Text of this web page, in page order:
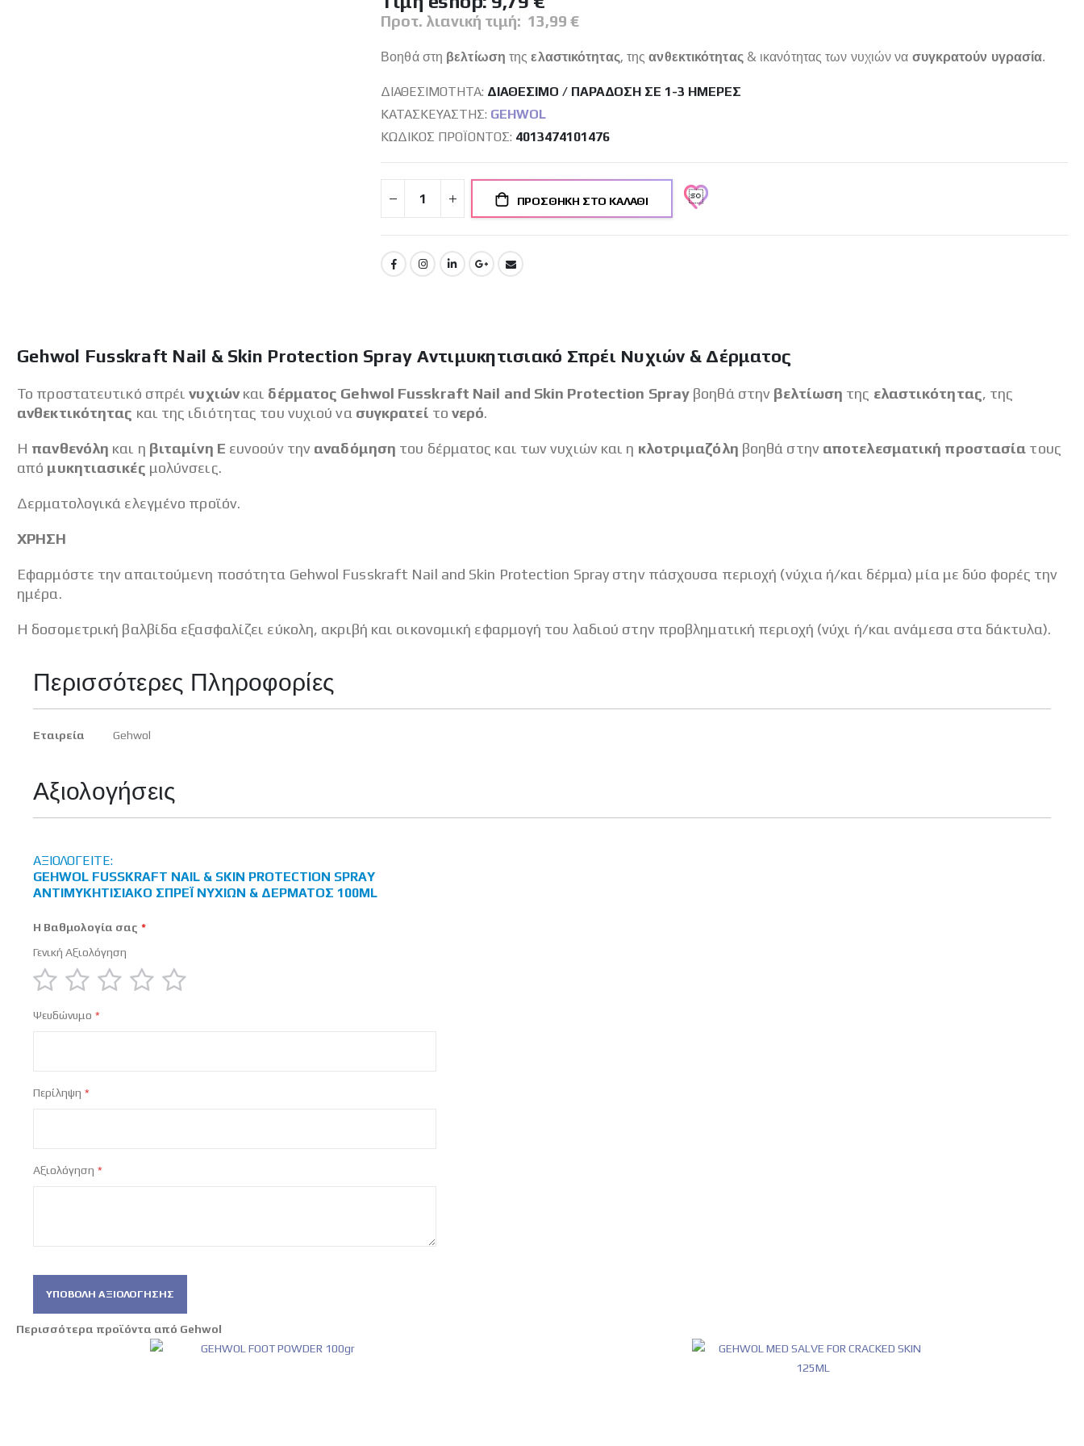
Προτ. λιανική τιμή: 13,99 €
Βοηθά στη βελτίωσητηςελαστικότητας, τηςανθεκτικότητας & ικανότητας των νυχιών να συγκρατούν υγρασία.
ΔΙΑΘΕΣΙΜΌΤΗΤΑ: ΔΙΑΘΈΣΙΜΟ / ΠΑΡΆΔΟΣΗ ΣΕ 1-3 ΗΜΈΡΕΣ
ΚΑΤΑΣΚΕΥΑΣΤΉΣ: GEHWOL
ΚΩΔΙΚΌΣ ΠΡΟΪΌΝΤΟΣ 4013474101476
ΠΡΟΣΘΉΚΗ ΣΤΟ ΚΑΛΆΘΙ
Gehwol Fusskraft Nail & Skin Protection Spray Αντιμυκητισιακό Σπρέι Νυχιών & Δέρματος​
Το προστατευτικό σπρέινυχιώνκαι δέρματος Gehwol Fusskraft Nail and Skin Protection Spray βοηθά στην βελτίωση της ελαστικότητας, της
ανθεκτικότητας και της ιδιότητας του νυχιού να συγκρατεί τονερό.
Η πανθενόλη και η βιταμίνη Ε ευνοούν την αναδόμηση του δέρματος και των νυχιών και η κλοτριμαζόλη βοηθά στην αποτελεσματική προστασία τους
από μυκητιασικές μολύνσεις.
Δερματολογικά ελεγμένο προϊόν.
ΧΡΗΣΗ
Εφαρμόστε την απαιτούμενη ποσότητα Gehwol Fusskraft Nail and Skin Protection Spray στην πάσχουσα περιοχή (νύχια ή/και δέρμα) μία με δύο φορές την
ημέρα.
Η δοσομετρική βαλβίδα εξασφαλίζει εύκολη, ακριβή και οικονομική εφαρμογή του λαδιού στην προβληματική περιοχή (νύχι ή/και ανάμεσα στα δάκτυλα).
Περισσότερες Πληροφορίες
Περισσότερες
Εταιρεία Gehwol
Αξιολογήσεις
ΑΞΙΟΛΟΓΕΊΤΕ:
GEHWOL FUSSKRAFT NAIL & SKIN PROTECTION SPRAY
ΑΝΤΙΜΥΚΗΤΙΣΙΑΚΌ ΣΠΡΈΙ ΝΥΧΙΏΝ & ΔΈΡΜΑΤΟΣ 100ML
Η Βαθμολογία σας
Γενική Αξιολόγηση
star
stars
stars
stars
stars
Ψευδώνυμο
Περίληψη
Αξιολόγηση
ΥΠΟΒΟΛΉ ΑΞΙΟΛΌΓΗΣΗΣ
Περισσότερα προϊόντα από Gehwol